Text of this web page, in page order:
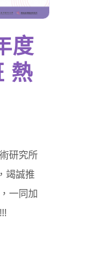
度
熱
研究所
竭誠推
一同加